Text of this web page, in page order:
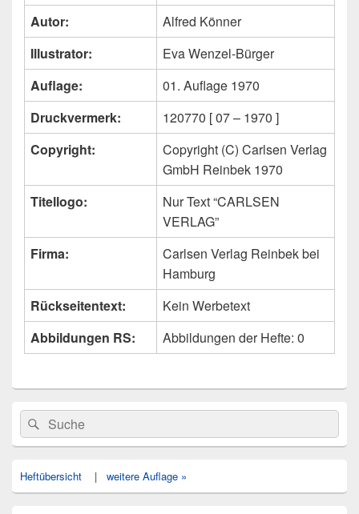
Autor:
Alfred Könner
Illustrator:
Eva Wenzel-Bürger
Auflage:
01. Auflage 1970
Druckvermerk:
120770 [ 07 – 1970 ]
Copyright:
Copyright (C) Carlsen Verlag
GmbH Reinbek 1970
Titellogo:
Nur Text “CARLSEN
VERLAG”
Firma:
Carlsen Verlag Reinbek bei
Hamburg
Rückseitentext:
Kein Werbetext
Abbildungen RS:
Abbildungen der Hefte: 0
Primärer
Seitenleisten
Widget-
Bereich
Search
for:
Suche
Heftübersicht | weitere Auflage »